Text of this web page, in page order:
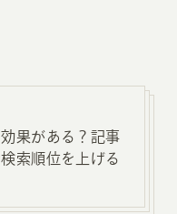
果がある？記事
索順位を上げる